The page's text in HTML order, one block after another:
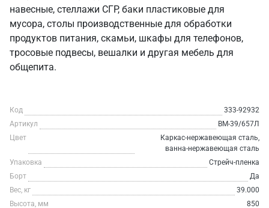
навесные, стеллажи СГР, баки пластиковые для
мусора, столы производственные для обработки
продуктов питания, скамьи, шкафы для телефонов,
тросовые подвесы, вешалки и другая мебель для
общепита.
Код
333-92932
Артикул
ВМ-39/657Л
Цвет
Каркас-нержавеющая сталь,
ванна-нержавеющая сталь
Упаковка
Стрейч-пленка
Борт
Да
Вес, кг
39.000
Высота, мм
850